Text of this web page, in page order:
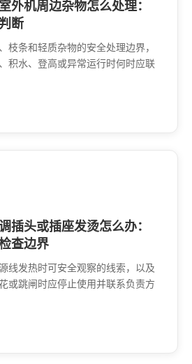
外机周边杂物怎么处理：
断
枝条和轻质杂物的安全处理边界，
积水、登高或异常运行时何时应联
插头或插座发烫怎么办：
查边界
线发热时可安全观察的线索，以及
或跳闸时应停止使用并联系负责方